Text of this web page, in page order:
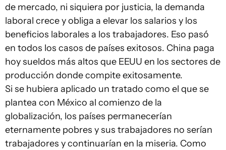
de mercado, ni siquiera por justicia, la demanda
laboral crece y obliga a elevar los salarios y los
beneficios laborales a los trabajadores. Eso pasó
en todos los casos de países exitosos. China paga
hoy sueldos más altos que EEUU en los sectores de
producción donde compite exitosamente.
Si se hubiera aplicado un tratado como el que se
plantea con México al comienzo de la
globalización, los países permanecerían
eternamente pobres y sus trabajadores no serían
trabajadores y continuarían en la miseria. Como